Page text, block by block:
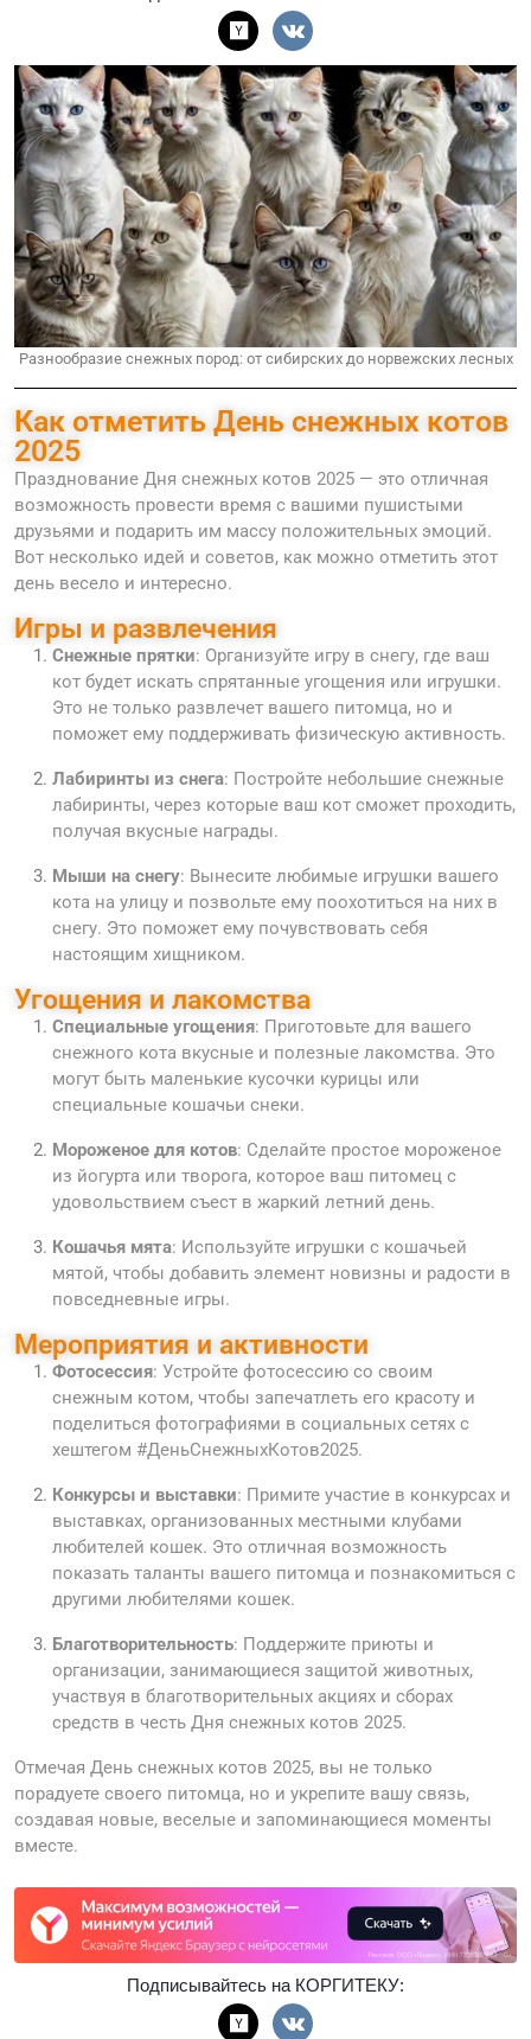
Разнообразие снежных пород: от сибирских до норвежских лесных
Как отметить День снежных котов
2025
Празднование Дня снежных котов 2025 — это отличная
возможность провести время с вашими пушистыми
друзьями и подарить им массу положительных эмоций.
Вот несколько идей и советов, как можно отметить этот
день весело и интересно.
Игры и развлечения
Снежные прятки: Организуйте игру в снегу, где ваш
кот будет искать спрятанные угощения или игрушки.
Это не только развлечет вашего питомца, но и
поможет ему поддерживать физическую активность.
Лабиринты из снега: Постройте небольшие снежные
лабиринты, через которые ваш кот сможет проходить,
получая вкусные награды.
Мыши на снегу: Вынесите любимые игрушки вашего
кота на улицу и позвольте ему поохотиться на них в
снегу. Это поможет ему почувствовать себя
настоящим хищником.
Угощения и лакомства
Специальные угощения: Приготовьте для вашего
снежного кота вкусные и полезные лакомства. Это
могут быть маленькие кусочки курицы или
специальные кошачьи снеки.
Мороженое для котов: Сделайте простое мороженое
из йогурта или творога, которое ваш питомец с
удовольствием съест в жаркий летний день.
Кошачья мята: Используйте игрушки с кошачьей
мятой, чтобы добавить элемент новизны и радости в
повседневные игры.
Мероприятия и активности
Фотосессия: Устройте фотосессию со своим
снежным котом, чтобы запечатлеть его красоту и
поделиться фотографиями в социальных сетях с
хештегом #ДеньСнежныхКотов2025.
Конкурсы и выставки: Примите участие в конкурсах и
выставках, организованных местными клубами
любителей кошек. Это отличная возможность
показать таланты вашего питомца и познакомиться с
другими любителями кошек.
Благотворительность: Поддержите приюты и
организации, занимающиеся защитой животных,
участвуя в благотворительных акциях и сборах
средств в честь Дня снежных котов 2025.
Отмечая День снежных котов 2025, вы не только
порадуете своего питомца, но и укрепите вашу связь,
создавая новые, веселые и запоминающиеся моменты
вместе.
Подписывайтесь на КОРГИТЕКУ: